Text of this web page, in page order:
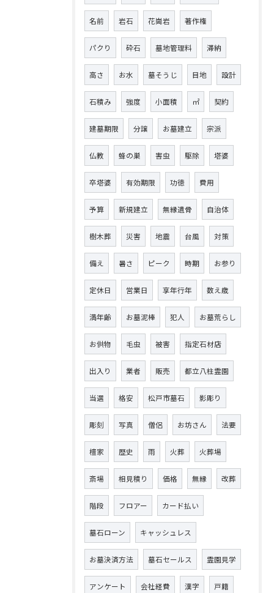
名前 岩石 花崗岩 著作権
パクり 砕石 墓地管理料 滞納
高さ お水 墓そうじ 目地 設計
石積み 強度 小面積 ㎡ 契約
建墓期限 分譲 お墓建立 宗派
仏教 蜂の巣 害虫 駆除 塔婆
卒塔婆 有効期限 功徳 費用
予算 新規建立 無縁遺骨 自治体
樹木葬 災害 地震 台風 対策
備え 暑さ ピーク 時期 お参り
定休日 営業日 享年行年 数え歳
満年齢 お墓泥棒 犯人 お墓荒らし
お供物 毛虫 被害 指定石材店
出入り 業者 販売 都立八柱霊園
当選 格安 松戸市墓石 影彫り
彫刻 写真 僧侶 お坊さん 法要
檀家 歴史 雨 火葬 火葬場
斎場 相見積り 価格 無縁 改葬
階段 フロアー カード払い
墓石ローン キャッシュレス
お墓決済方法 墓石セールス 霊園見学
アンケート 会社経費 漢字 戸籍